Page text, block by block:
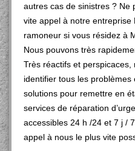
autres cas de sinistres ? Ne
vite appel à notre entreprise
ramoneur si vous résidez à
Nous pouvons très
Très réactifs et
identifier tous les
solutions pour remettre en
services de réparation
accessibles 24 h /24 et 7 j /
appel à nous le plus vite